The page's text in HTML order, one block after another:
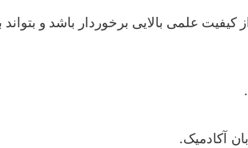
کیفیت علمی بالایی برخوردار باشد و
آکادمیک.